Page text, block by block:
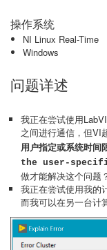
操作系统
NI Linux Real-Time
Windows
问题详述
我正在尝试使用
之间进行通信，但VI
用户指定或系统时
the user-
做才能解决这个问题
我正在尝试使用我的
而我可以在另一台计